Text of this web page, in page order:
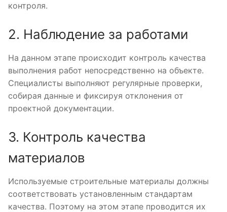
контроля.
2. Наблюдение за работами
На данном этапе происходит контроль качества
выполнения работ непосредственно на объекте.
Специалисты выполняют регулярные проверки,
собирая данные и фиксируя отклонения от
проектной документации.
3. Контроль качества
материалов
Используемые строительные материалы должны
соответствовать установленным стандартам
качества. Поэтому на этом этапе проводится их